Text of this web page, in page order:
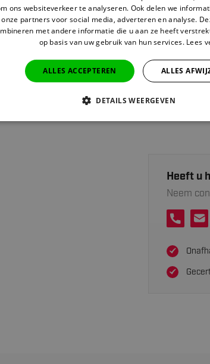
Heeft u
Neem
ons websiteverkeer te analyseren. Ook delen we
partners voor social media, adverteren en analyse.
met andere informatie die u aan ze heeft
op basis van uw gebruik van hun services. Lees
ALLES ACCEPTEREN ALLES
DETAILS WEERGEVEN